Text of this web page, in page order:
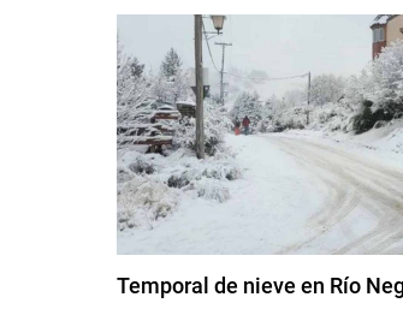
Temporal de nieve en Río